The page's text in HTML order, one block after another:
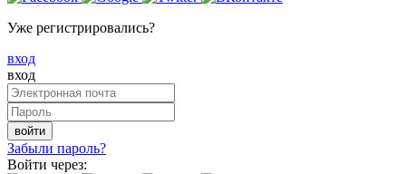
Уже регистрировались?
вход
вход
войти
Забыли пароль?
Войти через: